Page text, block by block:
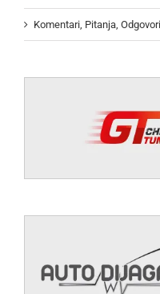
Komentari, Pitanja,